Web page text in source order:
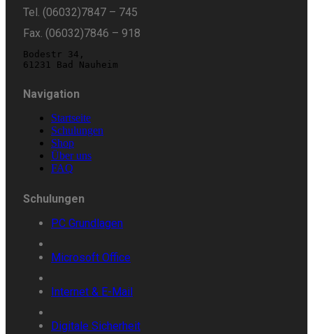
Tel. (06032)7847 – 745
Fax. (06032)7846 – 918
Bodestr 34,
61231 Bad Nauheim
Navigation
Startseite
Schulungen
Shop
Über uns
FAQ
Schulungen
PC Grundlagen
Microsoft Office
Internet & E- Mail
Digitale Sicherheit